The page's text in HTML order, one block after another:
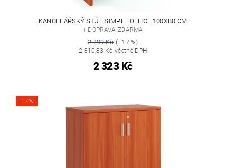
KANCELÁŘSKÝ STŮL SIMPLE OFFICE 100X80 CM
+ DOPRAVA ZDARMA
2 799 Kč(–17 %)
2 810,83 Kč včetně DPH
2 323 Kč
-17 %